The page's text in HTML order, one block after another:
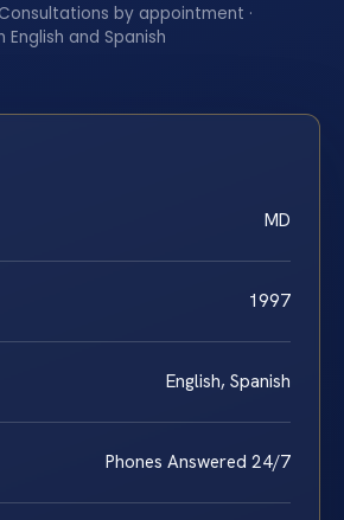
by appointment ·
and Spanish
MD
1997
English, Spanish
Phones Answered 24/7